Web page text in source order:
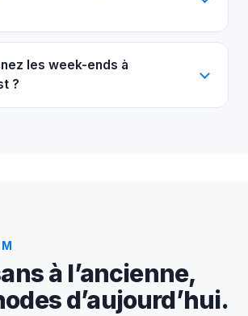
les week-ends à
?
à l’ancienne,
d’aujourd’hui.